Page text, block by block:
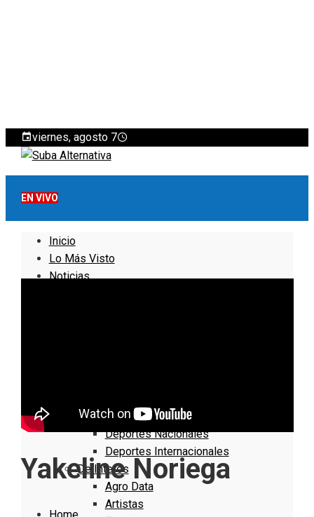
viernes, agosto 7
EN VIVO
Inicio
Lo Más Visto
Noticias
Deportes Locales
Deportes Nacionales
Deportes Internacionales
De Interés
Agro Data
Artistas
Yakeline Noriega